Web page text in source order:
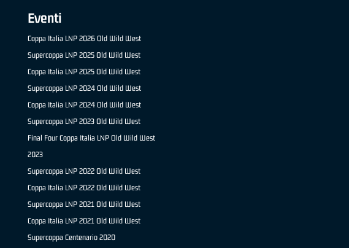
Eventi
Coppa Italia LNP 2026 Old Wild West
Supercoppa LNP 2025 Old Wild West
Coppa Italia LNP 2025 Old Wild West
Supercoppa LNP 2024 Old Wild West
Coppa Italia LNP 2024 Old Wild West
Supercoppa LNP 2023 Old Wild West
Final Four Coppa Italia LNP Old Wild West
2023
Supercoppa LNP 2022 Old Wild West
Coppa Italia LNP 2022 Old Wild West
Supercoppa LNP 2021 Old Wild West
Coppa Italia LNP 2021 Old Wild West
Supercoppa Centenario 2020